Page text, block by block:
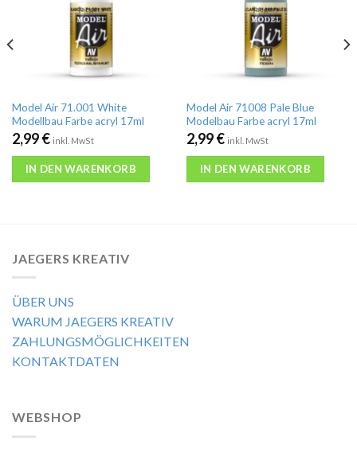
Model Air 71.001 White
Modellbau Farbe acryl 17ml
2,99€ inkl. MwSt
IN DEN WARENKORB
Model Air 71008 Pale Blue
Modelbau Farbe acryl 17ml
2,99€ inkl. MwSt
IN DEN WARENKORB
JAEGERS KREATIV
ÜBER UNS
WARUM JAEGERS KREATIV
ZAHLUNGSMÖGLICHKEITEN
KONTAKTDATEN
WEBSHOP